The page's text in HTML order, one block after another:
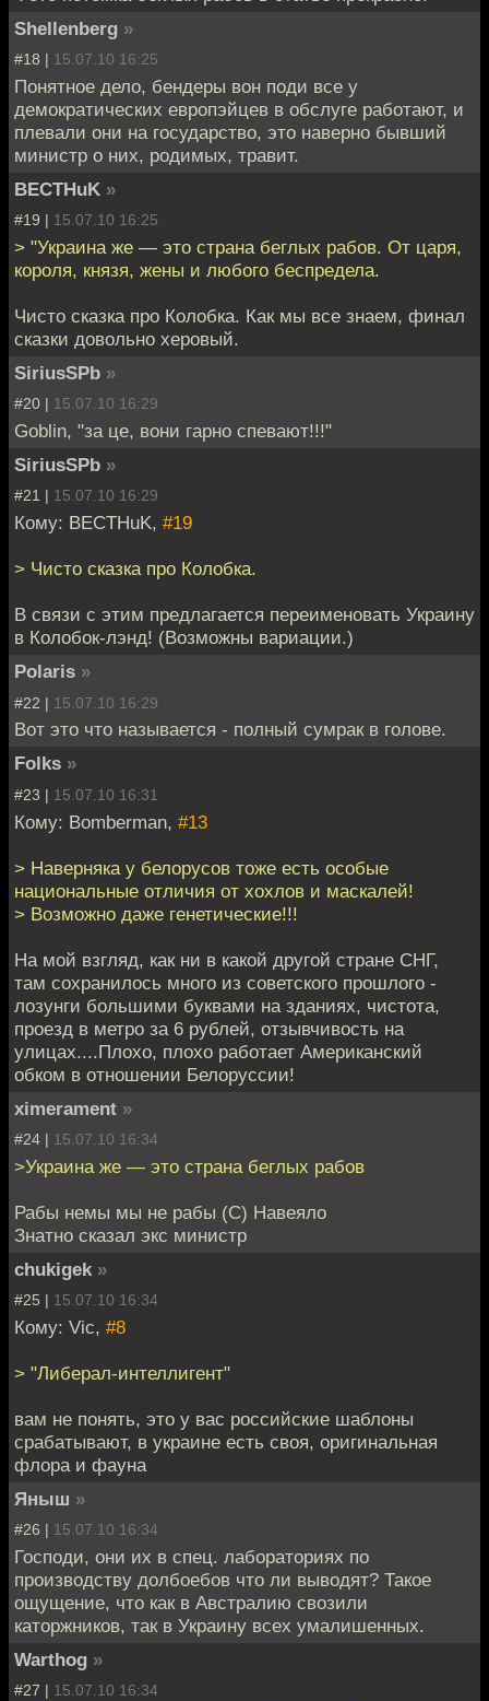
Shellenberg »
#18 | 15.07.10 16:25
Понятное дело, бендеры вон поди все у
демократических европэйцев в обслуге работают, и
плевали они на государство, это наверно бывший
министр о них, родимых, травит.
BECTHuK »
#19 | 15.07.10 16:25
> "Украина же — это страна беглых рабов. От царя,
короля, князя, жены и любого беспредела.
Чисто сказка про Колобка. Как мы все знаем, финал
сказки довольно херовый.
SiriusSPb »
#20 | 15.07.10 16:29
Goblin, "за це, вони гарно спевают!!!"
SiriusSPb »
#21 | 15.07.10 16:29
Кому: BECTHuK, #19
> Чисто сказка про Колобка.
В связи с этим предлагается переименовать Украину
в Колобок-лэнд! (Возможны вариации.)
Polaris »
#22 | 15.07.10 16:29
Вот это что называется - полный сумрак в голове.
Folks »
#23 | 15.07.10 16:31
Кому: Bomberman, #13
> Наверняка у белорусов тоже есть особые
национальные отличия от хохлов и маскалей!
> Возможно даже генетические!!!
На мой взгляд, как ни в какой другой стране СНГ,
там сохранилось много из советского прошлого -
лозунги большими буквами на зданиях, чистота,
проезд в метро за 6 рублей, отзывчивость на
улицах....Плохо, плохо работает Американский
обком в отношении Белоруссии!
ximerament »
#24 | 15.07.10 16:34
>Украина же — это страна беглых рабов
Рабы немы мы не рабы (С) Навеяло
Знатно сказал экс министр
chukigek »
#25 | 15.07.10 16:34
Кому: Vic, #8
> "Либерал-интеллигент"
вам не понять, это у вас российские шаблоны
срабатывают, в украине есть своя, оригинальная
флора и фауна
Яныш »
#26 | 15.07.10 16:34
Господи, они их в спец. лабораториях по
производству долбоебов что ли выводят? Такое
ощущение, что как в Австралию свозили
каторжников, так в Украину всех умалишенных.
Warthog »
#27 | 15.07.10 16:34